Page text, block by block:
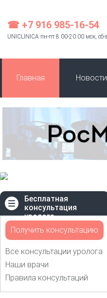
☎ +7 916 985-16-54
UNICLINICA пн-пт 8:00-20:00 мск,
Главная Новости
Бесплатная
консультация
уролога
Получить консультацию
Все консультации уролога
Наши врачи
Правила консультаций